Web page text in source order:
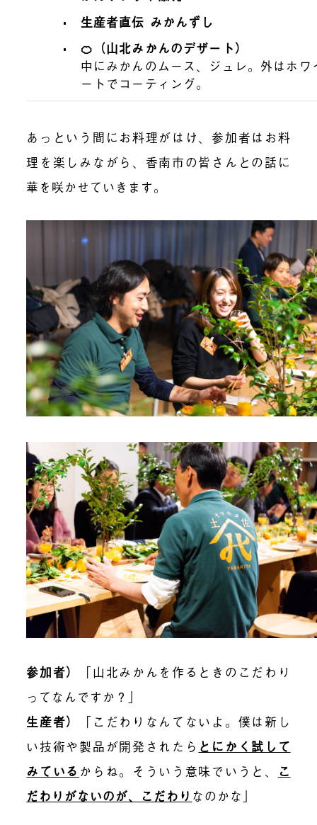
生産者直伝 みかんずし
🍊（山北みかんのデザート）
中にみかんのムース、ジュレ。外はホワ
ートでコーティング。
あっという間にお料理がはけ、参加者はお料
理を楽しみながら、香南市の皆さんとの話に
華を咲かせていきます。
参加者）
「山北みかんを作るときのこだわり
ってなんですか？」
生産者）
「こだわりなんてないよ。僕は新し
い技術や製品が開発されたら とにかく試して
みている からね。そういう意味でいうと、
こ
だわりがないのが、こだわり なのかな」